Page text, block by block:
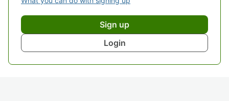
Sign up
Login